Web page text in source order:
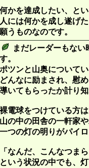
何かを達成したい、と
人には何かを成し遂げ
願うものなのです。
まだレーダーもな
す。
ポツンと山奥について
どんなに励まされ、慰
導いてもらったか計り
裸電球をつけている方
山の中の田舎の一軒家
一つの灯の明りがパイ
「なんだ、こんなつま
という状況の中でも、